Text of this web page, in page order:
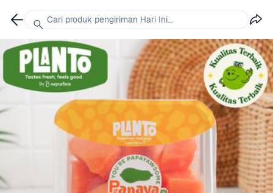
Cari produk pengiriman Hari Ini...